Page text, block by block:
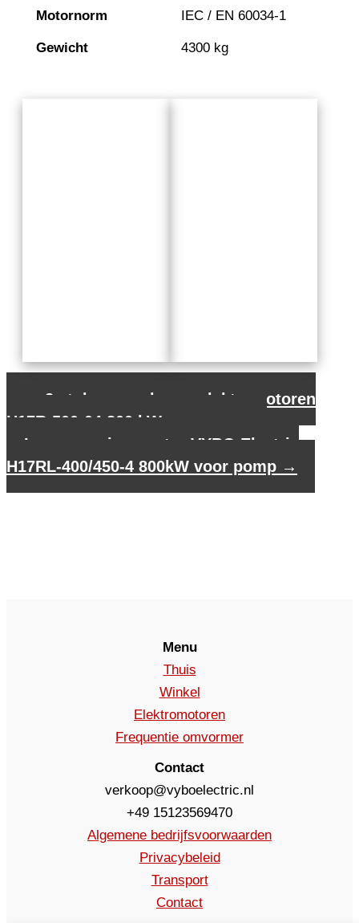
Motornorm IEC / EN 60034-1
Gewicht 4300 kg
2 stuks asynchrone elektromotoren
H17R-500-04 800 kW voor pomp
Laagspanningsmotor VYBO Electric
H17RL-400/450-4 800kW voor pomp →
Menu
Thuis
Winkel
Elektromotoren
Frequentie omvormer
Contact
verkoop@vyboelectric.nl
+49 15123569470
Algemene bedrijfsvoorwaarden
Privacybeleid
Transport
Contact